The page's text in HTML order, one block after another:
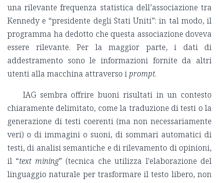
una rilevante frequenza statistica dell’associazione tra
Kennedy e “presidente degli Stati Uniti”: in tal modo, il
programma ha dedotto che questa associazione doveva
essere rilevante. Per la maggior parte, i dati di
addestramento sono le informazioni fornite da altri
utenti alla macchina attraverso iprompt.
IAG sembra offrire buoni risultati in un contesto
chiaramente delimitato, come la traduzione di testi o la
generazione di testi coerenti (ma non necessariamente
veri) o di immagini o suoni, di sommari automatici di
testi, di analisi semantiche e di rilevamento di opinioni,
il “text mining” (tecnica che utilizza l'elaborazione del
linguaggio naturale per trasformare il testo libero, non